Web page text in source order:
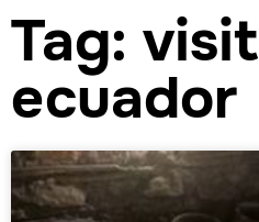
Tag: visit
ecuador